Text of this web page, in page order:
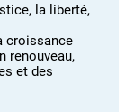
la liberté,
croissance
renouveau,
et des